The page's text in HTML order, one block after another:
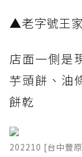
▲老字號王
店面一側是
芋頭餅、油
餅乾
202210 [台中豐